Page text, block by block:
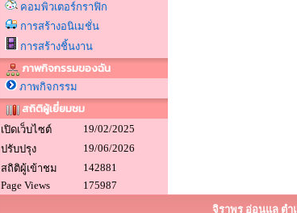
คอมพิวเตอร์กราฟิก
การสร้างอนิเมชั่น
การสร้างชิ้นงาน
ภาพกิจกรรมของฉัน
ภาพกิจกรรม
สถิติผู้เยี่ยมชม
เปิดเว็บไซต์
19/02/2025
ปรับปรุง
19/06/2026
สถิติผู้เข้าชม
142881
Page Views
175987
จิราพร อ่อนแล ตำ